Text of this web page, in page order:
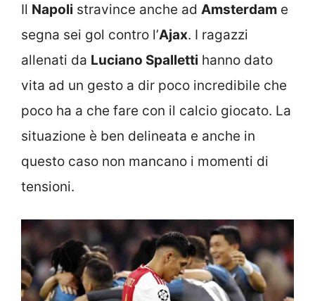
Il Napoli stravince anche ad Amsterdam e
segna sei gol contro l’Ajax. I ragazzi
allenati da Luciano Spalletti hanno dato
vita ad un gesto a dir poco incredibile che
poco ha a che fare con il calcio giocato. La
situazione è ben delineata e anche in
questo caso non mancano i momenti di
tensioni.